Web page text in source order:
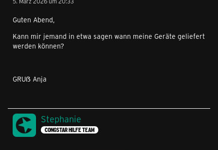
Guten Abend,
Kann mir jemand in etwa sagen wann meine Geräte geliefert
werden können?
GRUẞ Anja
Stephanie
CONGSTAR HILFE TEAM